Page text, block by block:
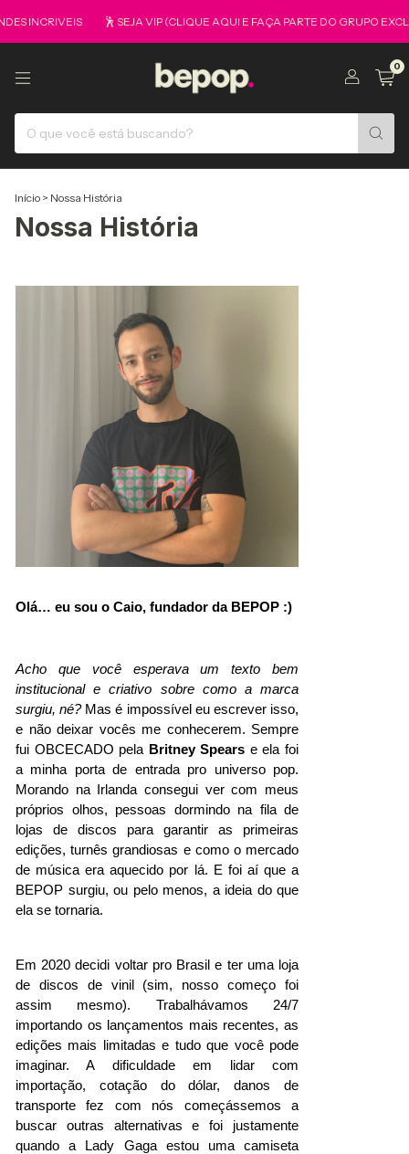
INCRIVEIS 🕺 SEJA VIP (CLIQUE AQUI E FAÇA PARTE DO GRUPO
0
Início > Nossa História
Nossa História
Olá… eu sou o Caio, fundador da BEPOP :)
Acho que você esperava um texto bem
institucional e criativo sobre como a marca
surgiu, né? Mas é impossível eu escrever isso,
e não deixar vocês me conhecerem. Sempre
fui OBCECADO pela Britney Spears e ela foi
a minha porta de entrada pro universo pop.
Morando na Irlanda consegui ver com meus
próprios olhos, pessoas dormindo na fila de
lojas de discos para garantir as primeiras
edições, turnês grandiosas e como o mercado
de música era aquecido por lá. E foi aí que a
BEPOP surgiu, ou pelo menos, a ideia do que
ela se tornaria.
Em 2020 decidi voltar pro Brasil e ter uma loja
de discos de vinil (sim, nosso começo foi
assim mesmo). Trabalhávamos 24/7
importando os lançamentos mais recentes, as
edições mais limitadas e tudo que você pode
imaginar. A dificuldade em lidar com
importação, cotação do dólar, danos de
transporte fez com nós começássemos a
buscar outras alternativas e foi justamente
quando a Lady Gaga estou uma camiseta